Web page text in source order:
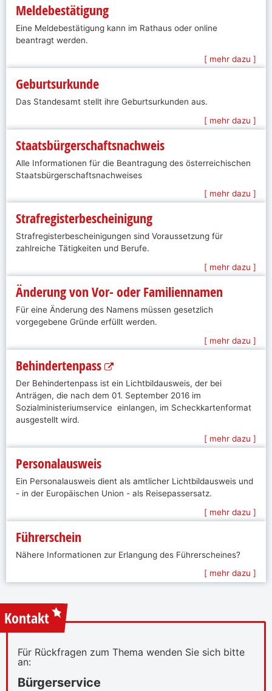
Meldebestätigung
Eine Meldebestätigung kann im Rathaus oder online
beantragt werden.
[ mehr dazu ]
Geburtsurkunde
Das Standesamt stellt ihre Geburtsurkunden aus.
[ mehr dazu ]
Staatsbürgerschaftsnachweis
Alle Informationen für die Beantragung des österreichischen
Staatsbürgerschaftsnachweises
[ mehr dazu ]
Strafregisterbescheinigung
Strafregisterbescheinigungen sind Voraussetzung für
zahlreiche Tätigkeiten und Berufe.
[ mehr dazu ]
Änderung von Vor- oder Familiennamen
Für eine Änderung des Namens müssen gesetzlich
vorgegebene Gründe erfüllt werden.
[ mehr dazu ]
Behindertenpass
Der Behindertenpass ist ein Lichtbildausweis, der bei
Anträgen, die nach dem 01. September 2016 im
Sozialministeriumservice einlangen, im Scheckkartenformat
ausgestellt wird.
[ mehr dazu ]
Personalausweis
Ein Personalausweis dient als amtlicher Lichtbildausweis und
- in der Europäischen Union - als Reisepassersatz.
[ mehr dazu ]
Führerschein
Nähere Informationen zur Erlangung des Führerscheines?
[ mehr dazu ]
Kontakt
Für Rückfragen zum Thema wenden Sie sich bitte
an:
Bürgerservice